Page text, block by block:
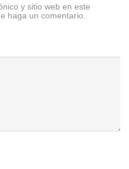
y sitio web en este
haga un comentario.